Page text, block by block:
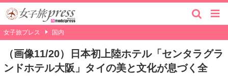
女子旅プレス 国内
（画像11/20）日本初上陸ホテル「センタラグラ
ンドホテル大阪」タイの美と⽂化が息づく全